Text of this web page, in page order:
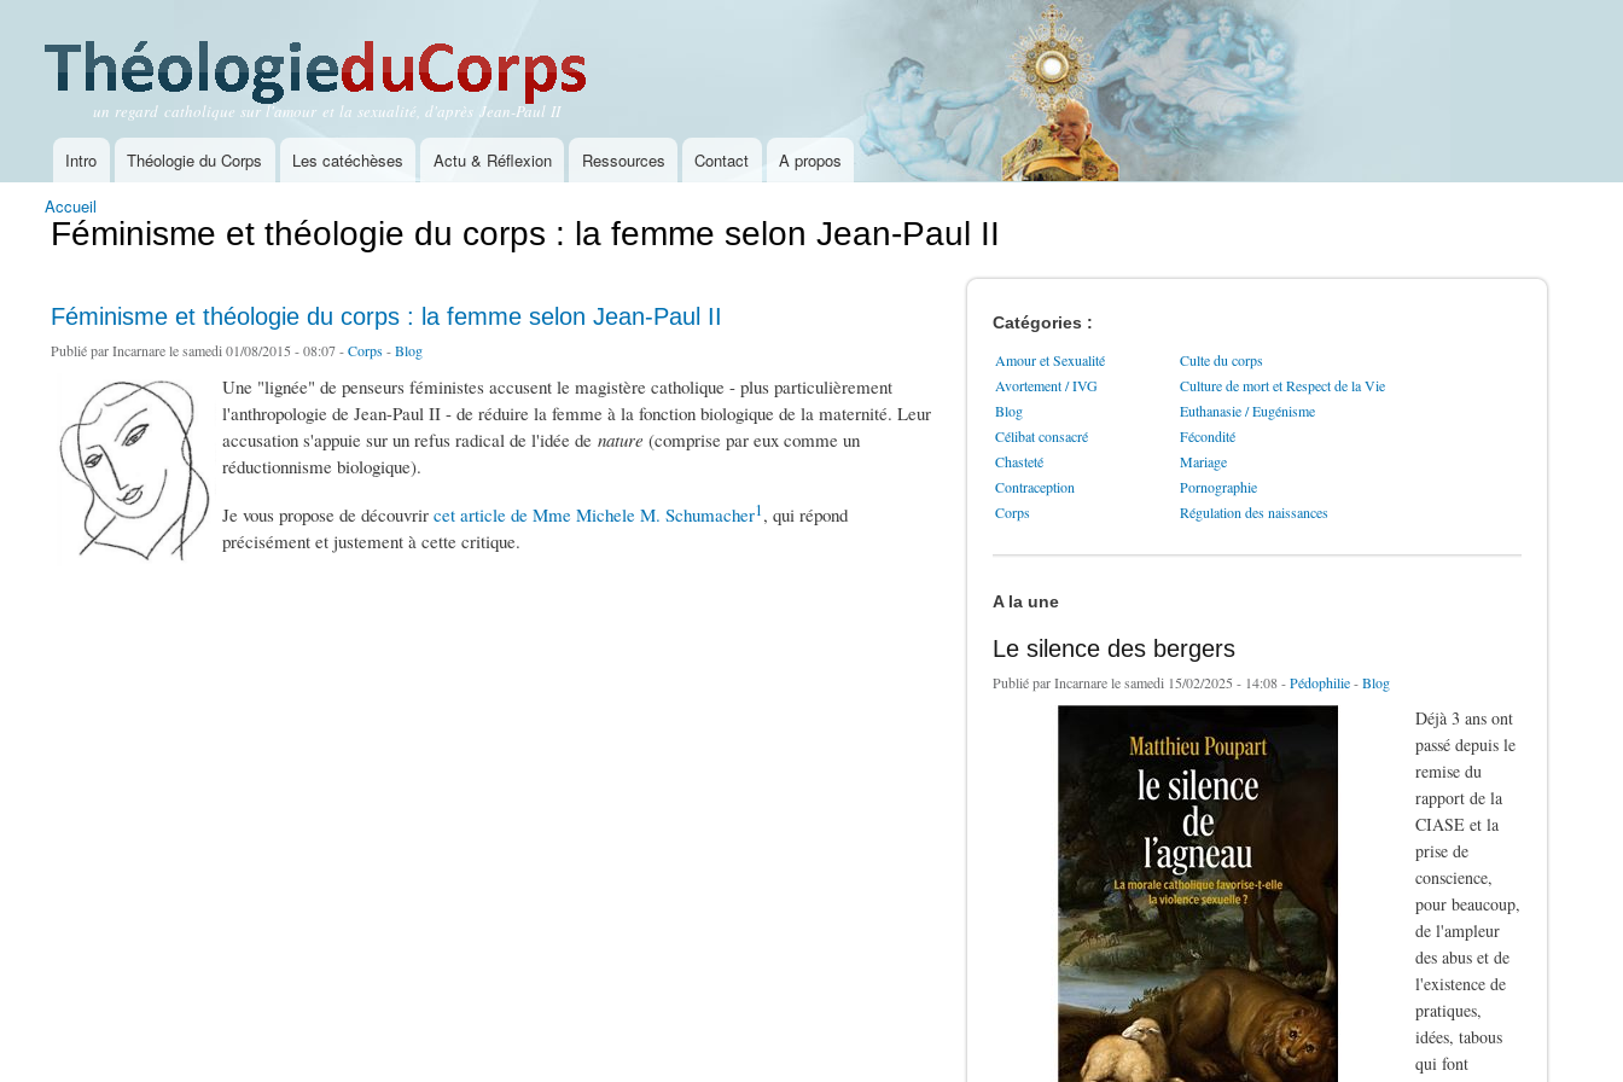
Théologie du Corps
un regard catholique sur l'amour et la sexualité, d'après Jean-Paul II
Menu principal
Intro Théologie du Corps Les catéchèses Actu & Réflexion Ressources Contact A propos
Vous êtes ici
Accueil
Féminisme et théologie du corps : la femme selon Jean-Paul II
Féminisme et théologie du corps : la femme selon Jean-Paul II
Publié parIncarnarele samedi 01/08/2015 - 08:07 -Corps -Blog
Une "lignée" de penseurs féministes accusent le magistère catholique - plus particulièrement
l'anthropologie de Jean-Paul II - de réduire la femme à la fonction biologique de la maternité. Leur
accusation s'appuie sur un refus radical de l'idée de nature (comprise par eux comme un
réductionnisme biologique).
Je vous propose de découvrir cet article de Mme Michele M. Schumacher1, qui répond
précisément et justement à cette critique.
Catégories :
Amour et Sexualité
Culte du corps
Avortement / IVG
Culture de mort et Respect de la Vie
Blog
Euthanasie / Eugénisme
Célibat consacré
Fécondité
Chasteté
Mariage
Contraception
Pornographie
Corps
Régulation des naissances
A la une
Le silence des bergers
Publié parIncarnarele samedi 15/02/2025 - 14:08 -Pédophilie-Blog
Déjà 3 ans ont
passé depuis le
remise du
rapport de la
CIASE et la
prise de
conscience,
pour beaucoup,
de l'ampleur
des abus et de
l'existence de
pratiques,
idées, tabous
qui font